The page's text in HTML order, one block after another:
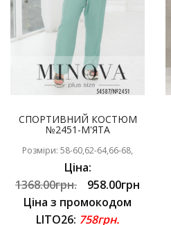
СПОРТИВНИЙ КОСТЮМ
№2451-М'ЯТА
Розміри: 58-60,62-64,66-68,
Ціна:
1368.00грн.
958.00грн
Ціна з промокодом
LITO26: 758грн.